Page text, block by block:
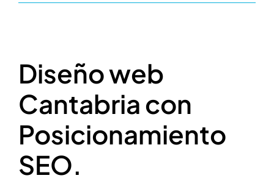
Diseño web
Cantabria con
Posicionamiento
SEO.